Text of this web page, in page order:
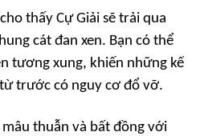
thấy Cự Giải sẽ trải qua
cát đan xen. Bạn có thể
tương xung, khiến những kế
trước có nguy cơ đổ vỡ.
thuẫn và bất đồng với